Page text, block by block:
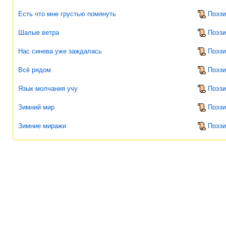
Есть что мне грустью помянуть
Шалые ветра
Нас синева уже заждалась
Всё рядом
Язык молчания учу
Зимний мир
Зимние миражи